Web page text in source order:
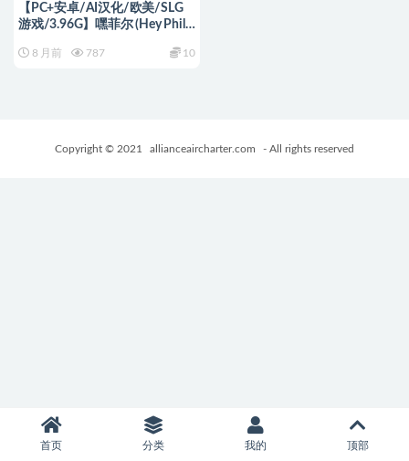
【PC+安卓/AI汉化/欧美/SLG
游戏/3.96G】嘿菲尔 (Hey Phil)
+欧美SLG游戏+3.96G
8 月前 787 10
Copyright © 2021 allianceaircharter.com - All rights reserved
首页 分类 我的 顶部